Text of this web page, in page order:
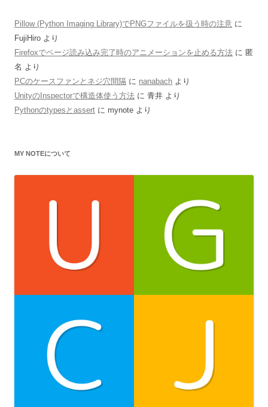
Pillow (Python Imaging Library)でPNGファイルを扱う時の注意 に
FujiHiro より
Firefoxでページ読み込み完了時のアニメーションを止める方法 に 匿
名 より
PCのケースファンとネジ穴間隔 に nanabach より
UnityのInspectorで構造体使う方法 に 青井 より
Pythonのtypesとassert に mynote より
MY NOTEについて